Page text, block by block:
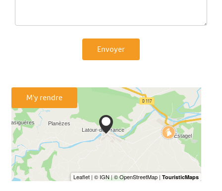
Envoyer
M'y rendre